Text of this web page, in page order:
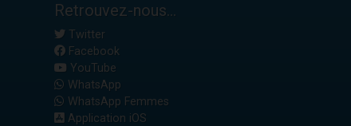
Retrouvez-nous...
Twitter
Facebook
YouTube
WhatsApp
WhatsApp Femmes
Application iOS